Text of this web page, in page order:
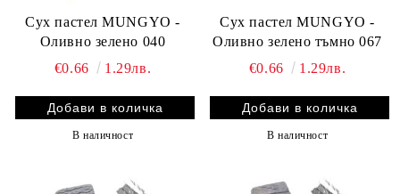
Сух пастел MUNGYO -
Оливно зелено 040
€0.66
1.29лв.
В наличност
Сух пастел MUNGYO -
Оливно зелено тъмно 067
€0.66
1.29лв.
В наличност